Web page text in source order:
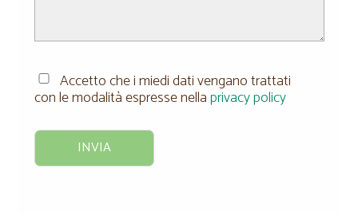
Accetto che i miedi dati vengano trattati
con le modalità espresse nellaprivacy policy